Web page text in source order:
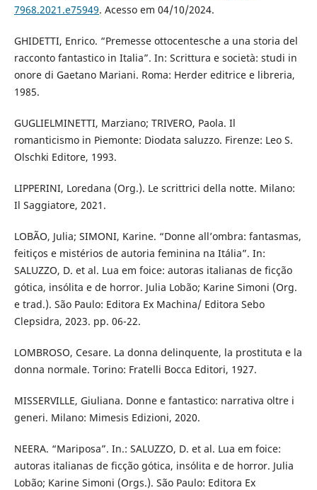
7968.2021.e75949. Acesso em 04/10/2024.
GHIDETTI, Enrico. “Premesse ottocentesche a una storia del
racconto fantastico in Italia”. In: Scrittura e società: studi in
onore di Gaetano Mariani. Roma: Herder editrice e libreria,
1985.
GUGLIELMINETTI, Marziano; TRIVERO, Paola. Il
romanticismo in Piemonte: Diodata saluzzo. Firenze: Leo S.
Olschki Editore, 1993.
LIPPERINI, Loredana (Org.). Le scrittrici della notte. Milano:
Il Saggiatore, 2021.
LOBÃO, Julia; SIMONI, Karine. “Donne all’ombra: fantasmas,
feitiços e mistérios de autoria feminina na Itália”. In:
SALUZZO, D. et al. Lua em foice: autoras italianas de ficção
gótica, insólita e de horror. Julia Lobão; Karine Simoni (Org.
e trad.). São Paulo: Editora Ex Machina/ Editora Sebo
Clepsidra, 2023. pp. 06-22.
LOMBROSO, Cesare. La donna delinquente, la prostituta e la
donna normale. Torino: Fratelli Bocca Editori, 1927.
MISSERVILLE, Giuliana. Donne e fantastico: narrativa oltre i
generi. Milano: Mimesis Edizioni, 2020.
NEERA. “Mariposa”. In.: SALUZZO, D. et al. Lua em foice:
autoras italianas de ficção gótica, insólita e de horror. Julia
Lobão; Karine Simoni (Orgs.). São Paulo: Editora Ex